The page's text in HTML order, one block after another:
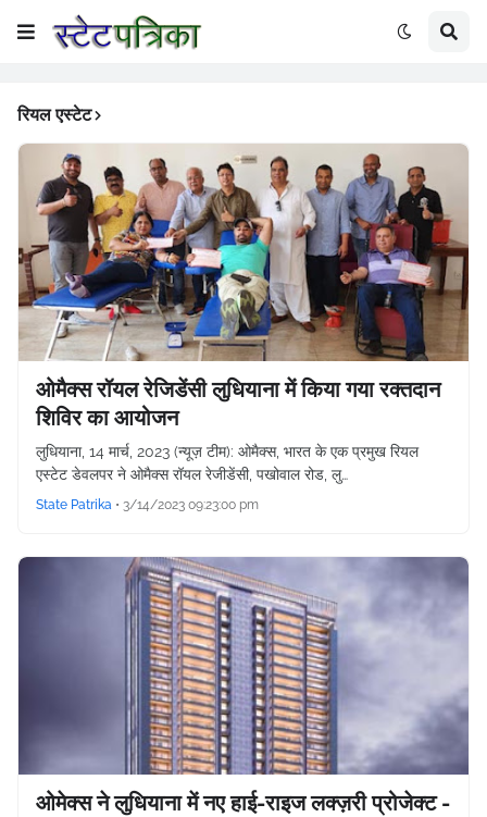
रियल एस्टेट
ओमैक्स रॉयल रेजिडेंसी लुधियाना में किया गया रक्तदान
शिविर का आयोजन
लुधियाना, 14 मार्च, 2023 (न्यूज़ टीम): ओमैक्स, भारत के एक प्रमुख रियल
एस्टेट डेवलपर ने ओमैक्स रॉयल रेजीडेंसी, पखोवाल रोड, लु…
State Patrika • 3/14/2023 09:23:00 pm
ओमेक्स ने लुधियाना में नए हाई-राइज लक्ज़री प्रोजेक्ट -